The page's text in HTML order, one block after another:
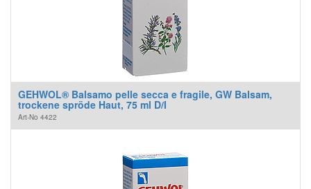
GEHWOL® Balsamo pelle secca e fragile, GW Balsam,
trockene spröde Haut, 75 ml D/I
Art-No 4422